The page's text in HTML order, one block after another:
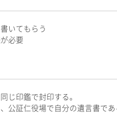
いてもらう
必要
じ印鑑で封印する。
公証仁役場で自分の遺言書で